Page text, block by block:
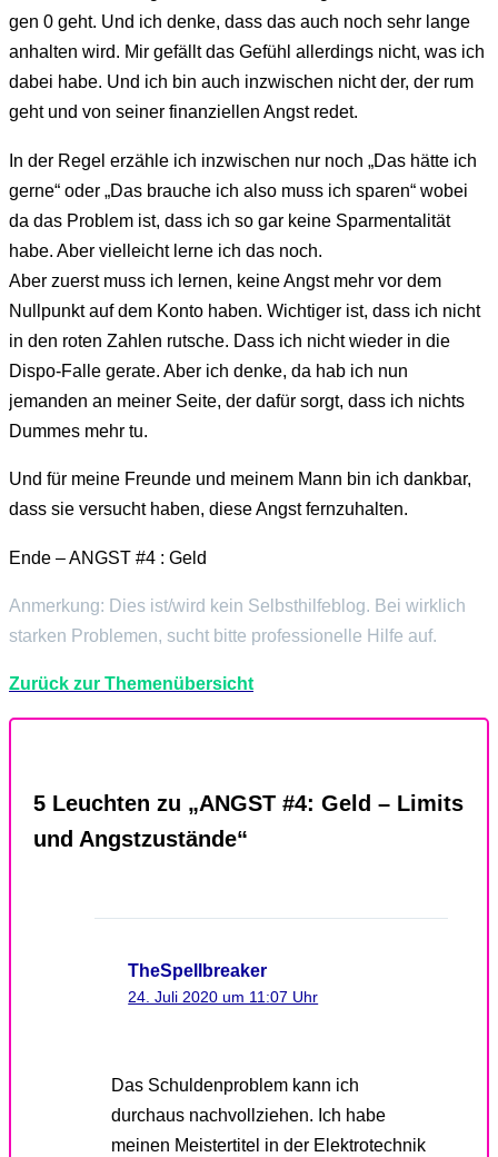
gen 0 geht. Und ich denke, dass das auch noch sehr lange
anhalten wird. Mir gefällt das Gefühl allerdings nicht, was ich
dabei habe. Und ich bin auch inzwischen nicht der, der rum
geht und von seiner finanziellen Angst redet.
In der Regel erzähle ich inzwischen nur noch „Das hätte ich
gerne“ oder „Das brauche ich also muss ich sparen“ wobei
da das Problem ist, dass ich so gar keine Sparmentalität
habe. Aber vielleicht lerne ich das noch.
Aber zuerst muss ich lernen, keine Angst mehr vor dem
Nullpunkt auf dem Konto haben. Wichtiger ist, dass ich nicht
in den roten Zahlen rutsche. Dass ich nicht wieder in die
Dispo-Falle gerate. Aber ich denke, da hab ich nun
jemanden an meiner Seite, der dafür sorgt, dass ich nichts
Dummes mehr tu.
Und für meine Freunde und meinem Mann bin ich dankbar,
dass sie versucht haben, diese Angst fernzuhalten.
Ende – ANGST #4 : Geld
Anmerkung: Dies ist/wird kein Selbsthilfeblog. Bei wirklich
starken Problemen, sucht bitte professionelle Hilfe auf.
Zurück zur Themenübersicht
5 Leuchten zu „ANGST #4: Geld – Limits
und Angstzustände“
TheSpellbreaker
24. Juli 2020 um 11:07 Uhr
Das Schuldenproblem kann ich
durchaus nachvollziehen. Ich habe
meinen Meistertitel in der Elektrotechnik